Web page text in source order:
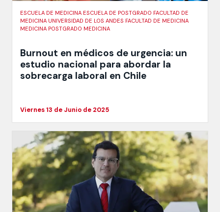
ESCUELA DE MEDICINA ESCUELA DE POSTGRADO FACULTAD DE
MEDICINA UNIVERSIDAD DE LOS ANDES FACULTAD DE MEDICINA
MEDICINA POSTGRADO MEDICINA
Burnout en médicos de urgencia: un
estudio nacional para abordar la
sobrecarga laboral en Chile
Viernes 13 de Junio de 2025